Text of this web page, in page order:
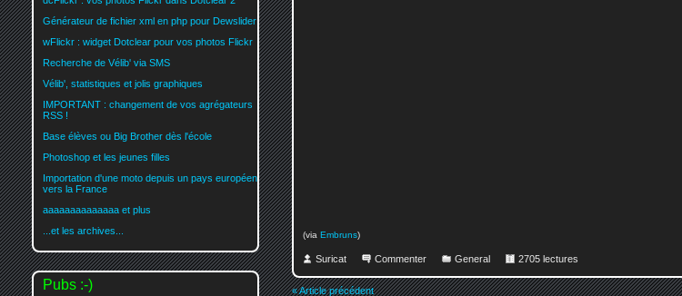
(via Embruns)
Suricat Commenter General 2705 lectures
« Article précédent
Générateur de fichier xml en php pour Dewslider
wFlickr : widget Dotclear pour vos photos Flickr
Recherche de Vélib' via SMS
Vélib', statistiques et jolis graphiques
IMPORTANT : changement de vos agrégateurs
RSS !
Base élèves ou Big Brother dès l'école
Photoshop et les jeunes filles
Importation d'une moto depuis un pays européen
vers la France
aaaaaaaaaaaaaa et plus
...et les archives...
Pubs :-)